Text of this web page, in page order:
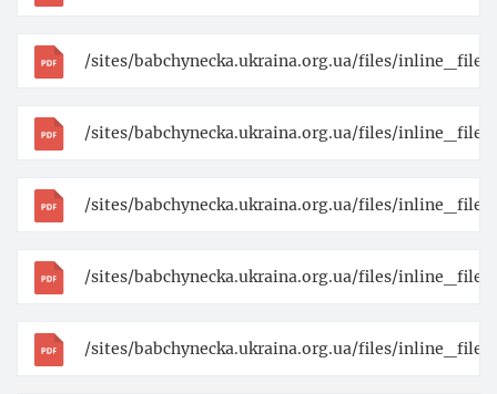
/sites/babchynecka.ukraina.org.ua/files/inline_files/
/sites/babchynecka.ukraina.org.ua/files/inline_files/
/sites/babchynecka.ukraina.org.ua/files/inline_files/
/sites/babchynecka.ukraina.org.ua/files/
/sites/babchynecka.ukraina.org.ua/files/inline_files/